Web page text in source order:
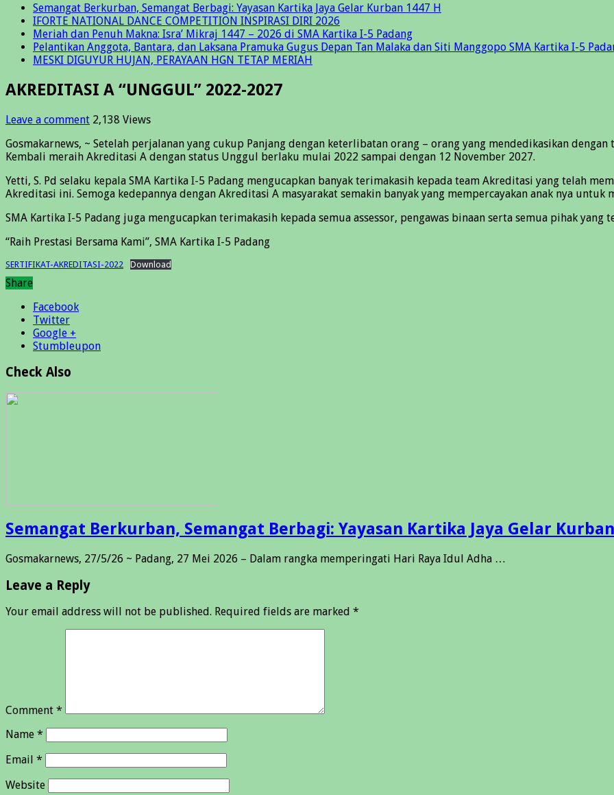
Semangat Berkurban, Semangat Berbagi: Yayasan Kartika Jaya Gelar Kurban 1447 H
IFORTE NATIONAL DANCE COMPETITION INSPIRASI DIRI 2026
Meriah dan Penuh Makna: Isra’ Mikraj 1447 – 2026 di SMA Kartika I-5 Padang
Pelantikan Anggota, Bantara, dan Laksana Pramuka Gugus Depan Tan Malaka dan Siti Manggopo SMA Kartika I-5
MESKI DIGUYUR HUJAN, PERAYAAN HGN TETAP MERIAH
AKREDITASI A “UNGGUL” 2022-2027
Leave a comment 2,138 Views
Gosmakarnews, ~ Setelah perjalanan yang cukup Panjang dengan keterlibatan orang – orang yang mendedikasikan
Kembali meraih Akreditasi A dengan status Unggul berlaku mulai 2022 sampai dengan 12 November 2027.
Yetti, S. Pd selaku kepala SMA Kartika I-5 Padang mengucapkan banyak terimakasih kepada team Akreditasi yang telah
Akreditasi ini. Semoga kedepannya dengan Akreditasi A masyarakat semakin banyak yang mempercayakan anak nya
SMA Kartika I-5 Padang juga mengucapkan terimakasih kepada semua assessor, pengawas binaan serta semua pihak yang
“Raih Prestasi Bersama Kami”, SMA Kartika I-5 Padang
SERTIFIKAT-AKREDITASI-2022 Download
Share
Facebook
Twitter
Google +
Stumbleupon
Check Also
Semangat Berkurban, Semangat Berbagi: Yayasan Kartika Jaya Gelar
Gosmakarnews, 27/5/26 ~ Padang, 27 Mei 2026 – Dalam rangka memperingati Hari Raya Idul Adha …
Leave a Reply
Your email address will not be published. Required fields are marked *
Comment *
Name *
Email *
Website